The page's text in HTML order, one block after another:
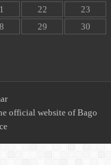
22
23
29
30
official website of Bago